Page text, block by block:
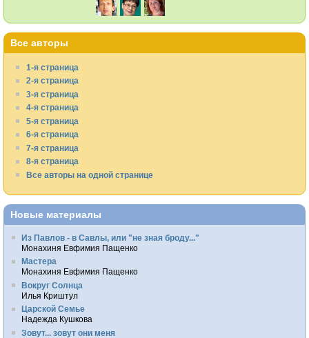
Все авторы
1-я страница
2-я страница
3-я страница
4-я страница
5-я страница
6-я страница
7-я страница
8-я страница
Все авторы на одной странице
Новые материалы
Из Павлов - в Савлы, или "не зная броду..."
Монахиня Евфимия Пащенко
Мастера
Монахиня Евфимия Пащенко
Вокруг Солнца
Илья Криштул
Царской Семье
Надежда Кушкова
Зовут... зовут они меня